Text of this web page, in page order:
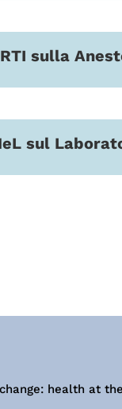
sulla
sul
health at